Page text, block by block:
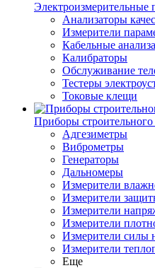
Электроизмерительные
Анализаторы
Измерители
Кабельные
Калибраторы
Обслуживание
Тестеры
Токовые клещи
Приборы
Адгезиметры
Виброметры
Генераторы
Дальномеры
Измерители
Измерители
Измерители
Измерители
Измерители силы
Измерители
Еще